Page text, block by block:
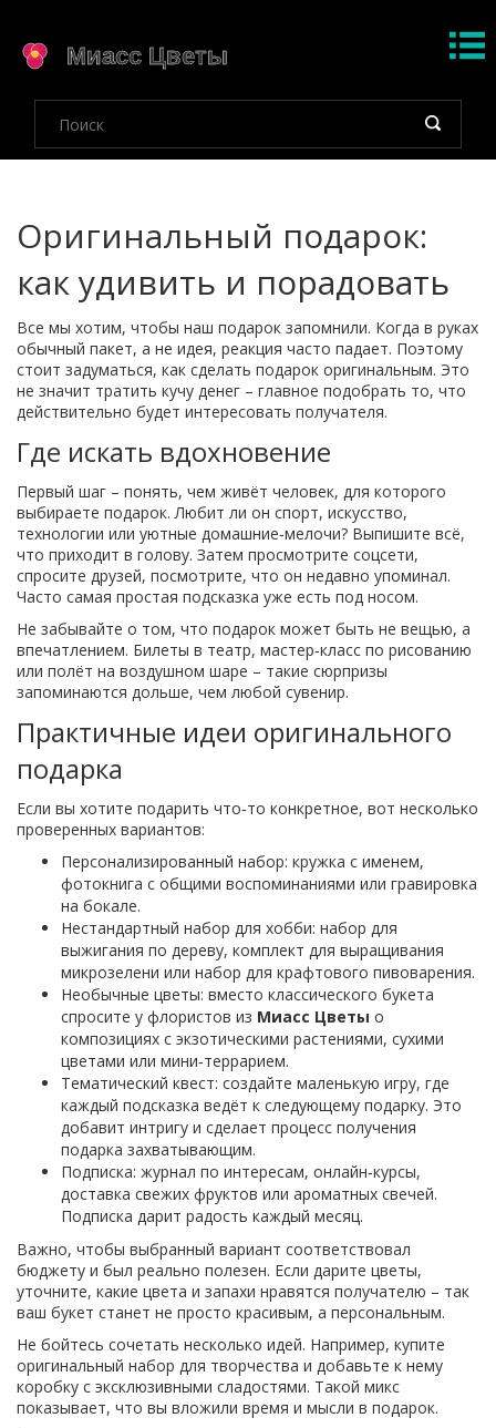
Оригинальный подарок:
как удивить и порадовать
Все мы хотим, чтобы наш подарок запомнили. Когда в руках
обычный пакет, а не идея, реакция часто падает. Поэтому
стоит задуматься, как сделать подарок оригинальным. Это
не значит тратить кучу денег – главное подобрать то, что
действительно будет интересовать получателя.
Где искать вдохновение
Первый шаг – понять, чем живёт человек, для которого
выбираете подарок. Любит ли он спорт, искусство,
технологии или уютные домашние‑мелочи? Выпишите всё,
что приходит в голову. Затем просмотрите соцсети,
спросите друзей, посмотрите, что он недавно упоминал.
Часто самая простая подсказка уже есть под носом.
Не забывайте о том, что подарок может быть не вещью, а
впечатлением. Билеты в театр, мастер‑класс по рисованию
или полёт на воздушном шаре – такие сюрпризы
запоминаются дольше, чем любой сувенир.
Практичные идеи оригинального
подарка
Если вы хотите подарить что‑то конкретное, вот несколько
проверенных вариантов:
Персонализированный набор: кружка с именем,
фотокнига с общими воспоминаниями или гравировка
на бокале.
Нестандартный набор для хобби: набор для
выжигания по дереву, комплект для выращивания
микрозелени или набор для крафтового пивоварения.
Необычные цветы: вместо классического букета
спросите у флористов из Миасс Цветы о
композициях с экзотическими растениями, сухими
цветами или мини‑террарием.
Тематический квест: создайте маленькую игру, где
каждый подсказка ведёт к следующему подарку. Это
добавит интригу и сделает процесс получения
подарка захватывающим.
Подписка: журнал по интересам, онлайн‑курсы,
доставка свежих фруктов или ароматных свечей.
Подписка дарит радость каждый месяц.
Важно, чтобы выбранный вариант соответствовал
бюджету и был реально полезен. Если дарите цветы,
уточните, какие цвета и запахи нравятся получателю – так
ваш букет станет не просто красивым, а персональным.
Не бойтесь сочетать несколько идей. Например, купите
оригинальный набор для творчества и добавьте к нему
коробку с эксклюзивными сладостями. Такой микс
показывает, что вы вложили время и мысли в подарок.